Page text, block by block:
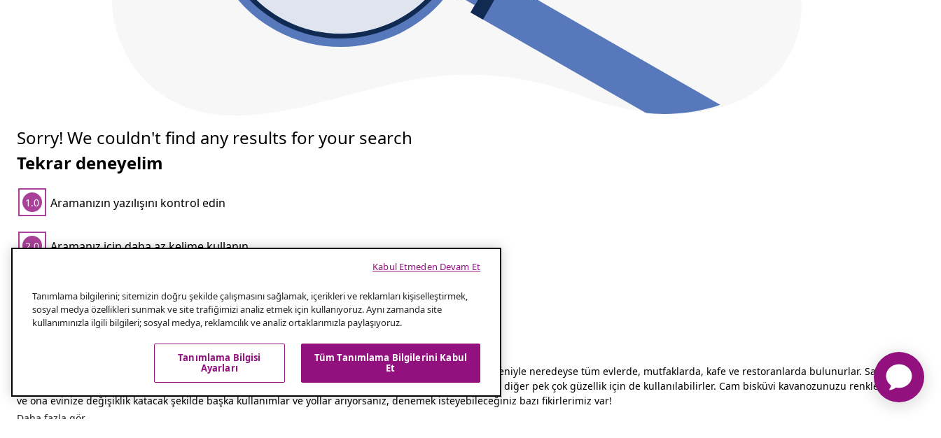
Sorry! We couldn't find any results for your search
Tekrar deneyelim
1.0 Aramanızın yazılışını kontrol edin
2.0 Aramanız için daha az kelime kullanın
Bisküvi Kavanozunu Kullanmanın 3 Yolu
Bisküvi kavanozları uzun zamandır yaygın bir şekilde kullanılmaktadır. Tasarımları ve işlevsellikleri nedeniyle neredeyse tüm evlerde, mutfaklarda, kafe ve restoranlarda bulunurlar. Sadece
bisküviler ve kurabiyeler için değil, aynı zamanda şekerler, çeşitli ikramlar ve sergilenmesini istediğiniz diğer pek çok güzellik için de kullanılabilirler. Cam bisküvi kavanozunuzu renklendirmek
ve ona evinize değişiklik katacak şekilde başka kullanımlar ve yollar arıyorsanız, denemek isteyebileceğiniz bazı fikirlerimiz var!
Daha fazla gör
Tanımlama bilgilerini; sitemizin doğru şekilde çalışmasını sağlamak, içerikleri ve reklamları kişiselleştirmek,
sosyal medya özellikleri sunmak ve site trafiğimizi analiz etmek için kullanıyoruz. Aynı zamanda site
kullanımınızla ilgili bilgileri; sosyal medya, reklamcılık ve analiz ortaklarımızla paylaşıyoruz.
Tüm Tanımlama Bilgilerini Kabul
Et
Tanımlama Bilgisi
Ayarları
Kabul Etmeden Devam Et